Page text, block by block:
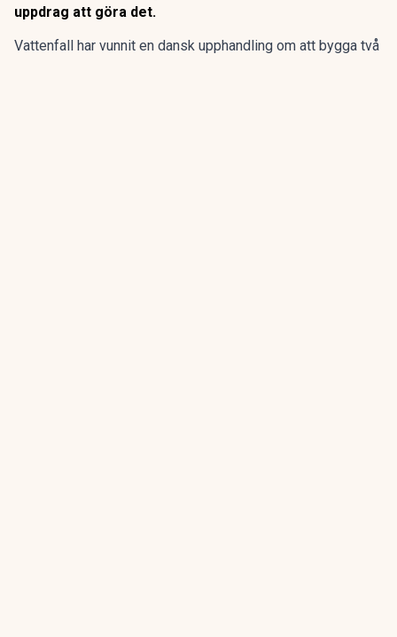
uppdrag att göra det.
Vattenfall har vunnit en dansk upphandling om att bygga två